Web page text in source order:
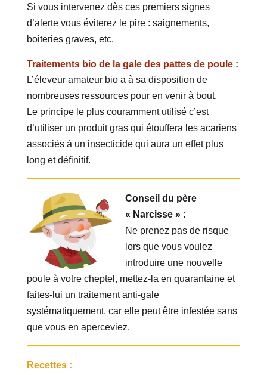
Si vous intervenez dès ces premiers signes
d’alerte vous éviterez le pire : saignements,
boiteries graves, etc.
Traitements bio de la gale des pattes de poule :
L’éleveur amateur bio a à sa disposition de
nombreuses ressources pour en venir à bout.
Le principe le plus couramment utilisé c’est
d’utiliser un produit gras qui étouffera les acariens
associés à un insecticide qui aura un effet plus
long et définitif.
Conseil du père
« Narcisse » :
Ne prenez pas de risque
lors que vous voulez
introduire une nouvelle
poule à votre cheptel, mettez-la en quarantaine et
faites-lui un traitement anti-gale
systématiquement, car elle peut être infestée sans
que vous en aperceviez.
Recettes :